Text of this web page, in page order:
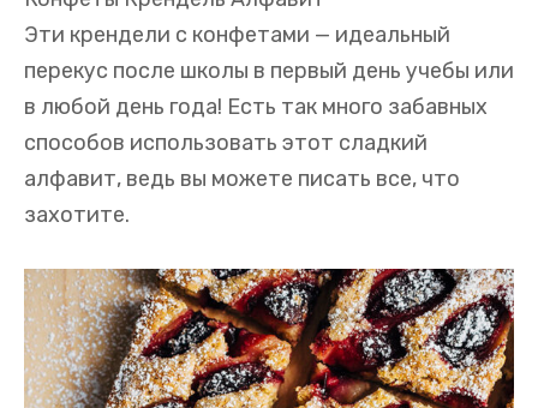
Эти крендели с конфетами — идеальный
перекус после школы в первый день учебы или
в любой день года! Есть так много забавных
способов использовать этот сладкий
алфавит, ведь вы можете писать все, что
захотите.